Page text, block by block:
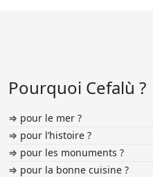
Pourquoi Cefalù ?
⇒ pour le mer ?
⇒ pour l’histoire ?
⇒ pour les monuments ?
⇒ pour la bonne cuisine ?